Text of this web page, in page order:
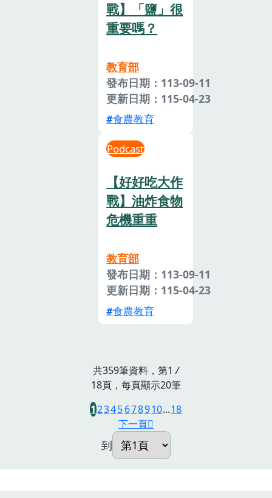
戰】「鹽」很
重要嗎？
教育部
發布日期：113-09-11
更新日期：115-04-23
食農教育
Podcast
【好好吃大作
戰】油炸食物
危機重重
教育部
發布日期：113-09-11
更新日期：115-04-23
食農教育
共359筆資料，第1 /
18頁，每頁顯示20筆
12345678910...18
下一頁
到